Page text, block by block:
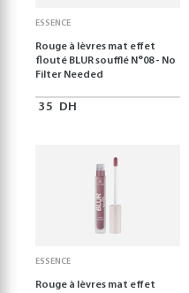
ESSENCE
Rouge à lèvres mat effet
flouté BLUR soufflé N°08 - No
Filter Needed
35 DH
ESSENCE
Rouge à lèvres mat effet